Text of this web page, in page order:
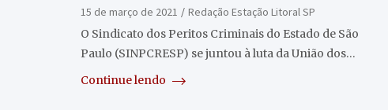
15 de março de 2021
Redação Estação Litoral SP
O Sindicato dos Peritos Criminais do Estado de São
Paulo (SINPCRESP) se juntou à luta da União dos…
Continue lendo